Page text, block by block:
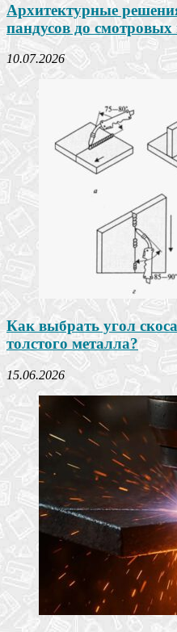
Архитектурные
пандусов до
10.07.2026
Как выбрать угол
толстого металла?
15.06.2026